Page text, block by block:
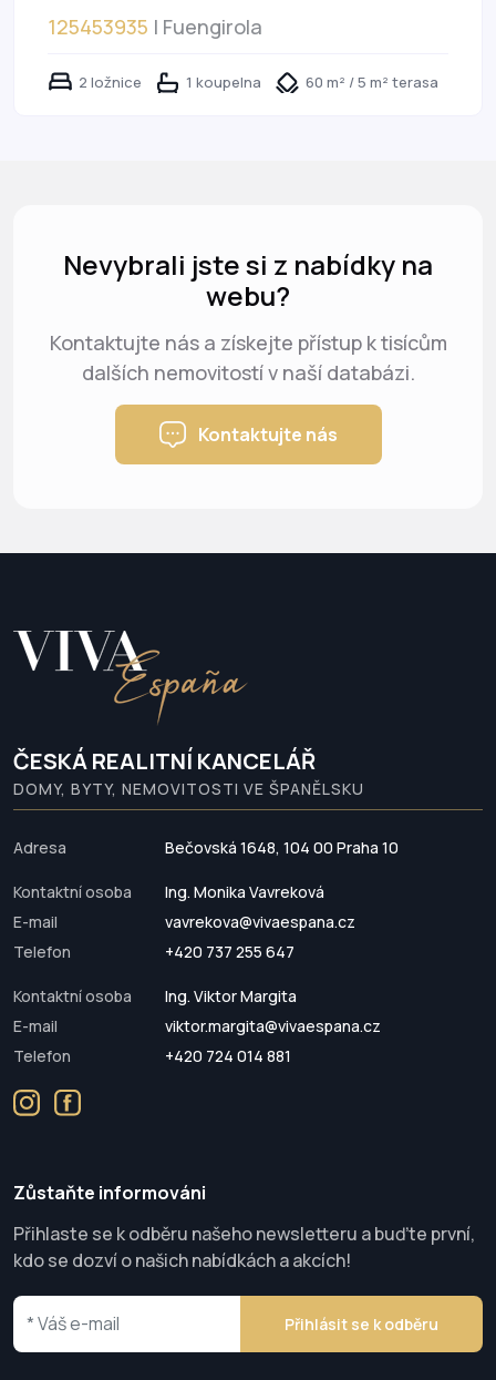
125453935 | Fuengirola
2 ložnice 1 koupelna 60 m² / 5 m² terasa
Nevybrali jste si z nabídky na
webu?
Kontaktujte nás a získejte přístup k tisícům
dalších nemovitostí v naší databázi.
Kontaktujte nás
ČESKÁ REALITNÍ KANCELÁŘ
DOMY, BYTY, NEMOVITOSTI VE ŠPANĚLSKU
Adresa Bečovská 1648, 104 00 Praha 10
Kontaktní osoba
Ing. Monika Vavreková
E-mail
vavrekova@vivaespana.cz
Telefon
+420 737 255 647
Kontaktní osoba
Ing. Viktor Margita
E-mail
viktor.margita@vivaespana.cz
Telefon
+420 724 014 881
Zůstaňte informováni
Přihlaste se k odběru našeho newsletteru a buďte první,
kdo se dozví o našich nabídkách a akcích!
Přihlásit se k odběru